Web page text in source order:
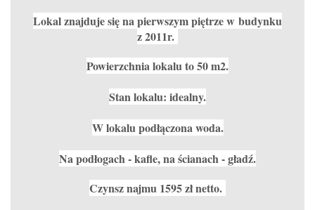
Lokal znajduje się na pierwszym piętrze w budynku
z 2011r.
Powierzchnia lokalu to 50 m2.
Stan lokalu: idealny.
W lokalu podłączona woda.
Na podłogach - kafle, na ścianach - gładź.
Czynsz najmu 1595 zł netto.